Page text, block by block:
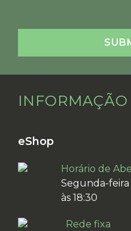
eShop
Horário de
Segunda-feira
às 18:30
Rede fixa